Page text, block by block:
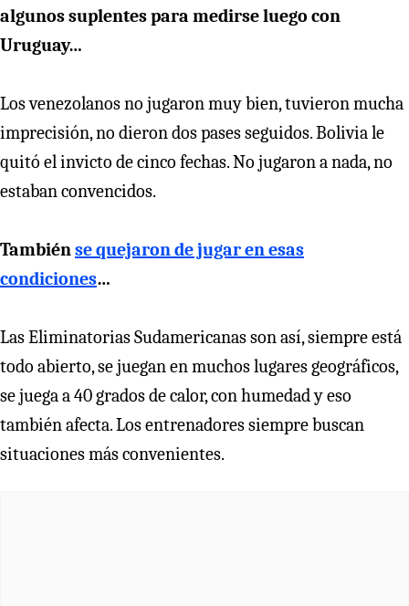
algunos suplentes para medirse luego con
Uruguay…
Los venezolanos no jugaron muy bien, tuvieron mucha
imprecisión, no dieron dos pases seguidos. Bolivia le
quitó el invicto de cinco fechas. No jugaron a nada, no
estaban convencidos.
Tambiénse quejaron de jugar en esas
condiciones…
Las Eliminatorias Sudamericanas son así, siempre está
todo abierto, se juegan en muchos lugares geográficos,
se juega a 40 grados de calor, con humedad y eso
también afecta. Los entrenadores siempre buscan
situaciones más convenientes.